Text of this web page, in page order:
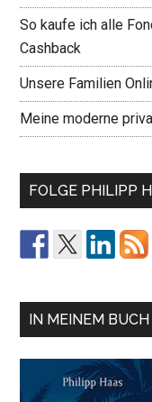
So kaufe ich alle
Cashback
Unsere Familien
Meine moderne
FOLGE PHILIPP
IN MEINEM